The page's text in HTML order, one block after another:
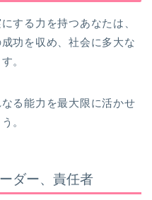
する力を持つあなたは、
功を収め、社会に多大な
。
る能力を最大限に活かせ
。
ダー、責任者